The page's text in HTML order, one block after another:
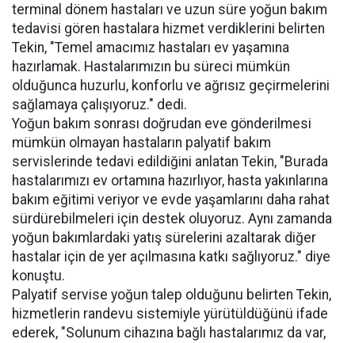
terminal dönem hastaları ve uzun süre yoğun bakım
tedavisi gören hastalara hizmet verdiklerini belirten
Tekin, "Temel amacımız hastaları ev yaşamına
hazırlamak. Hastalarımızın bu süreci mümkün
olduğunca huzurlu, konforlu ve ağrısız geçirmelerini
sağlamaya çalışıyoruz." dedi.
Yoğun bakım sonrası doğrudan eve gönderilmesi
mümkün olmayan hastaların palyatif bakım
servislerinde tedavi edildiğini anlatan Tekin, "Burada
hastalarımızı ev ortamına hazırlıyor, hasta yakınlarına
bakım eğitimi veriyor ve evde yaşamlarını daha rahat
sürdürebilmeleri için destek oluyoruz. Aynı zamanda
yoğun bakımlardaki yatış sürelerini azaltarak diğer
hastalar için de yer açılmasına katkı sağlıyoruz." diye
konuştu.
Palyatif servise yoğun talep olduğunu belirten Tekin,
hizmetlerin randevu sistemiyle yürütüldüğünü ifade
ederek, "Solunum cihazına bağlı hastalarımız da var,